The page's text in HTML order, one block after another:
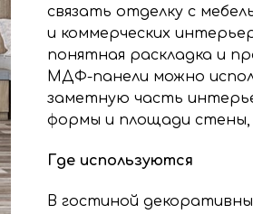
связать отделку с
и коммерческих
понятная раскладка и
МДФ-панели можно
заметную часть
формы и площади
Где используются
В гостиной